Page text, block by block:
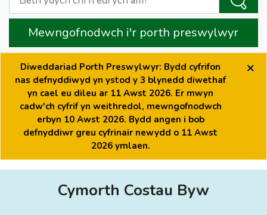
Mewngofnodwch i'r porth preswylwyr
Diweddariad Porth Preswylwyr: Bydd cyfrifon
nas defnyddiwyd yn ystod y 3 blynedd diwethaf
yn cael eu dileu ar 11 Awst 2026. Er mwyn
cadw'ch cyfrif yn weithredol, mewngofnodwch
erbyn 10 Awst 2026. Bydd angen i bob
defnyddiwr greu cyfrinair newydd o 11 Awst
2026 ymlaen.
×
Cymorth Costau Byw